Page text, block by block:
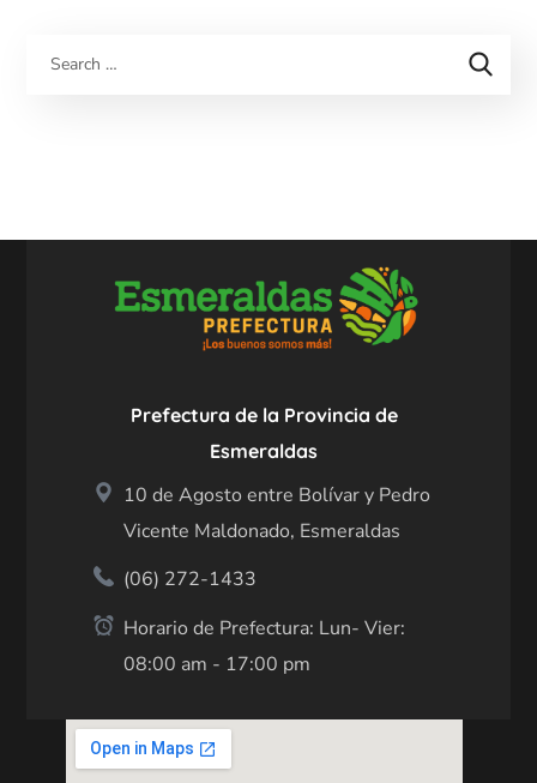
Prefectura de la Provincia de
Esmeraldas
10 de Agosto entre Bolívar y Pedro
Vicente Maldonado, Esmeraldas
(06) 272-1433
Horario de Prefectura: Lun- Vier:
08:00 am - 17:00 pm